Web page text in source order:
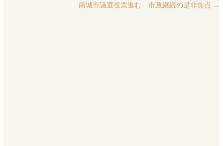
南城市議選投票進む 市政継続の是非焦点 →